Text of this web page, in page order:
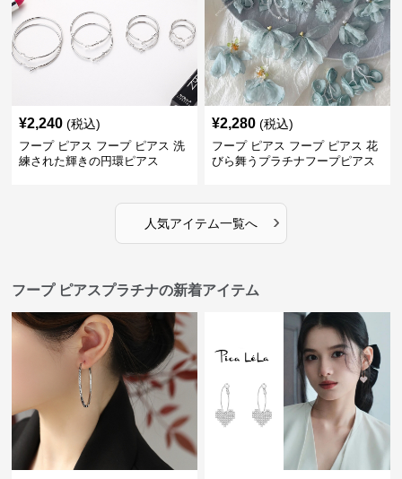
¥2,240 (税込)
フープ ピアス フープ ピアス 洗
練された輝きの円環ピアス
¥2,280 (税込)
フープ ピアス フープ ピアス 花
びら舞うプラチナフープピアス
人気アイテム一覧へ ›
フープ ピアスプラチナの新着アイテム